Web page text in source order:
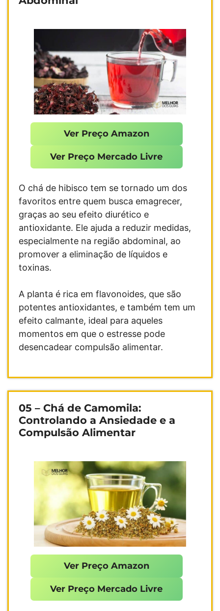
Ver Preço Amazon
Ver Preço Mercado Livre
O chá de hibisco tem se tornado um dos
favoritos entre quem busca emagrecer,
graças ao seu efeito diurético e
antioxidante. Ele ajuda a reduzir medidas,
especialmente na região abdominal, ao
promover a eliminação de líquidos e
toxinas.
A planta é rica em flavonoides, que são
potentes antioxidantes, e também tem um
efeito calmante, ideal para aqueles
momentos em que o estresse pode
desencadear compulsão alimentar.
05 – Chá de Camomila:
Controlando a Ansiedade e a
Compulsão Alimentar
Ver Preço Amazon
Ver Preço Mercado Livre